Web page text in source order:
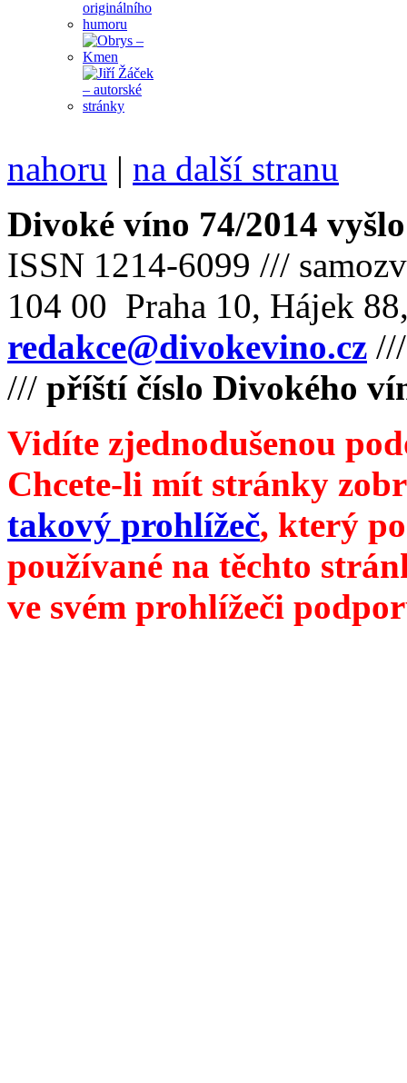
nahoru | na další stranu
Divoké víno 74/2014
ISSN 1214-6099 ///
104 00 Praha 10, Hájek
redakce@divokevino.cz
/// příští číslo Divokého
Vidíte zjednodušenou
Chcete-li mít stránky
takový prohlížeč, který
používané na těchto
ve svém prohlížeči